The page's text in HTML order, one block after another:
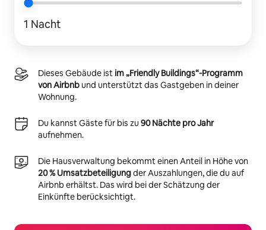
1 Nacht
Dieses Gebäude istim „Friendly Buildings“-Programm
von Airbnbund unterstützt das Gastgeben in deiner
Wohnung.
Du kannst Gäste für bis zu 90 Nächte pro Jahr
aufnehmen.
Die Hausverwaltung bekommt einen Anteil in Höhe von
20 % Umsatzbeteiligungder Auszahlungen, die du auf
Airbnb erhältst. Das wird bei der Schätzung der
Einkünfte berücksichtigt.